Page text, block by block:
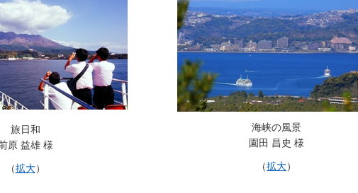
旅日和
原 益雄 様
（拡大）
海峡の風景
園田 昌史 様
（拡大）